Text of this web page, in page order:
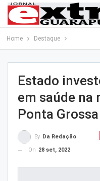
Home Destaque
Estado
em saúde na
Ponta
By Da Redação
On 28 set, 2022